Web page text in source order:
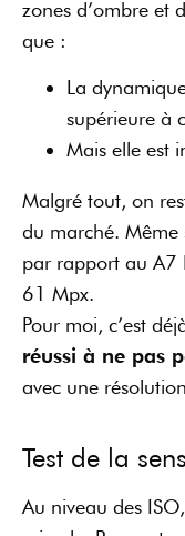
avec une
Test de la
Au niveau des
miracle. Par
de mégapixels, les
exemple, si vous
800, il y a plus
Pour le comparer